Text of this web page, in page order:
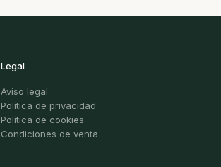
Legal
Aviso legal
Política de privacidad
Política de cookies
Condiciones de venta